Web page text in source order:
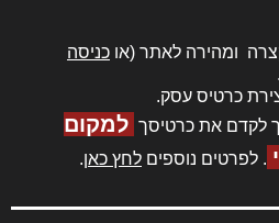
ומהירה לאתר (או כניסה
כרטיס עסק.
לקדם את כרטיסך למקום
. לפרטים נוספים לחץ כאן.